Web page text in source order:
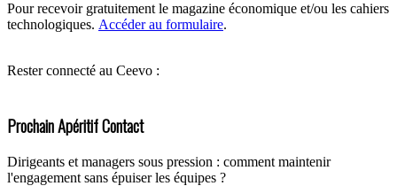
Pour recevoir gratuitement le magazine économique et/ou les cahiers
technologiques. Accéder au formulaire.
Rester connecté au Ceevo :
Prochain Apéritif Contact
Dirigeants et managers sous pression : comment maintenir
l'engagement sans épuiser les équipes ?